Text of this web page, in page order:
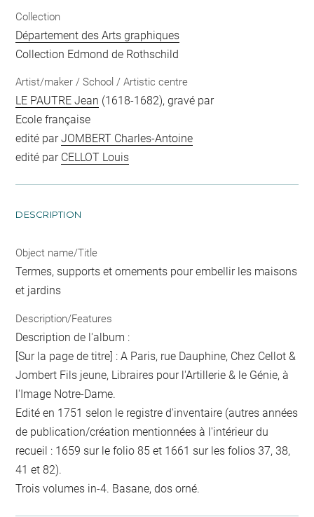
Collection
Département des Arts graphiques
Collection Edmond de Rothschild
Artist/maker / School / Artistic centre
LE PAUTRE Jean (1618-1682), gravé par
Ecole française
edité parJOMBERT Charles-Antoine
edité par CELLOT Louis
DESCRIPTION
Object name/Title
Termes, supports et ornements pour embellir les maisons
et jardins
Description/Features
Description de l'album :
[Sur la page de titre] : A Paris, rue Dauphine, Chez Cellot &
Jombert Fils jeune, Libraires pour l'Artillerie & le Génie, à
l'Image Notre-Dame.
Edité en 1751 selon le registre d'inventaire (autres années
de publication/création mentionnées à l'intérieur du
recueil : 1659 sur le folio 85 et 1661 sur les folios 37, 38,
41 et 82).
Trois volumes in-4. Basane, dos orné.